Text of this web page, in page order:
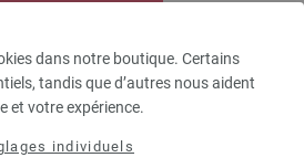
dans notre boutique. Certains
tandis que d’autres nous aident
et votre expérience.
individuels
à liste d'envies